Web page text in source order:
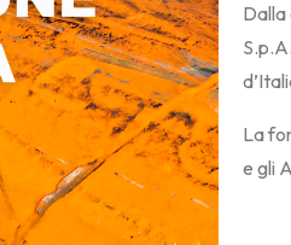
Dalla
La
e gli